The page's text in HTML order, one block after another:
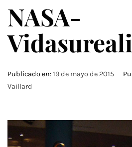
NASA-
Publicado en:19 de mayo de 2015
Vaillard